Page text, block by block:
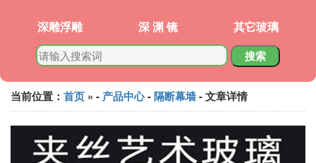
深雕浮雕 深 渊 镜 其它玻璃
搜索
当前位置： 首页 » - 产品中心-隔断幕墙- 文章详情